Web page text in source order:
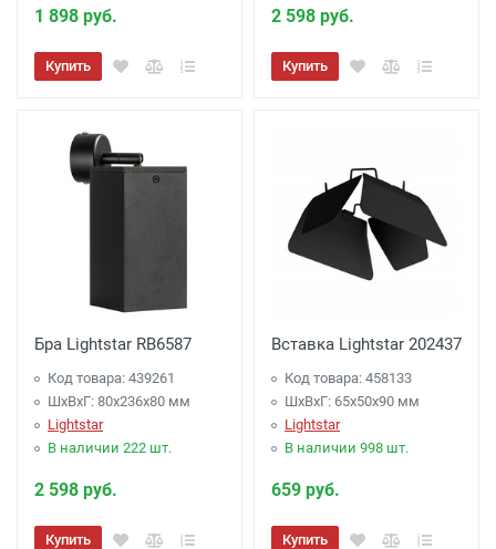
1 898 руб.
Купить
2 598 руб.
Купить
Бра Lightstar RB6587
Код товара: 439261
ШхВхГ: 80x236x80 мм
Lightstar
В наличии 222 шт.
2 598 руб.
Купить
Вставка Lightstar 202437
Код товара: 458133
ШхВхГ: 65x50x90 мм
Lightstar
В наличии 998 шт.
659 руб.
Купить